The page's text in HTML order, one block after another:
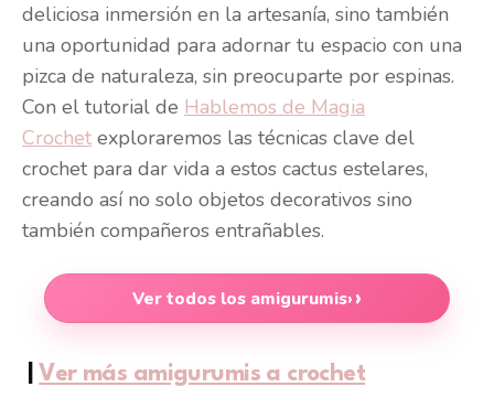
deliciosa inmersión en la artesanía, sino también
una oportunidad para adornar tu espacio con una
pizca de naturaleza, sin preocuparte por espinas.
Con el tutorial de Hablemos de Magia
Crochet exploraremos las técnicas clave del
crochet para dar vida a estos cactus estelares,
creando así no solo objetos decorativos sino
también compañeros entrañables.
Ver todos los amigurumis›
Ver más amigurumis a crochet